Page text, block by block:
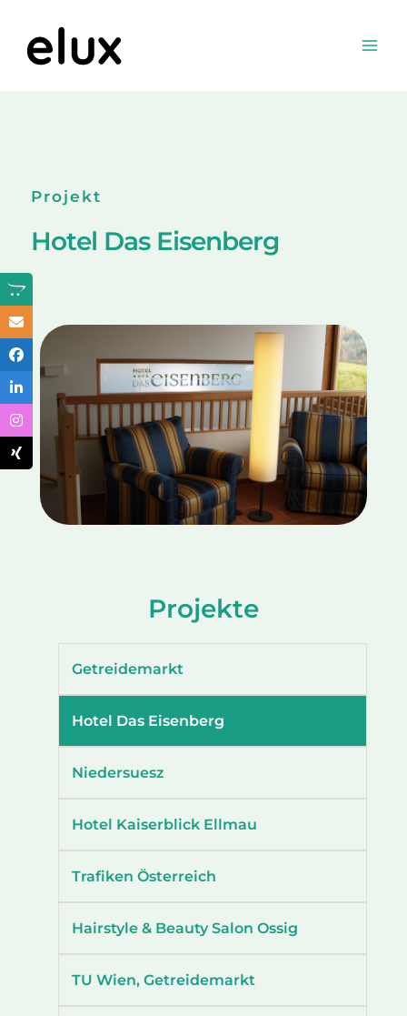
content
Projekt
Hotel Das Eisenberg
Projekte
Getreidemarkt
Hotel Das Eisenberg
Niedersuesz
Hotel Kaiserblick Ellmau
Trafiken Österreich
Hairstyle & Beauty Salon Ossig
TU Wien, Getreidemarkt